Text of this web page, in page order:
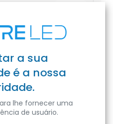
a sua
é a nossa
lhe fornecer uma
de usuário.